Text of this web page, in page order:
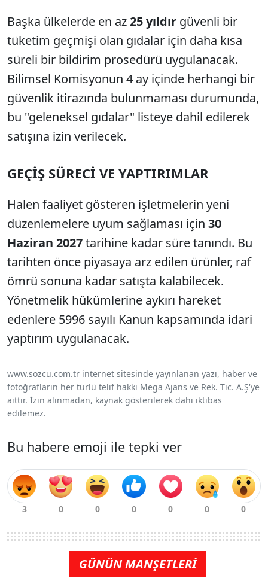
Başka ülkelerde en az25 yıldır güvenli bir
tüketim geçmişi olan gıdalar için daha kısa
süreli bir bildirim prosedürü uygulanacak.
Bilimsel Komisyonun 4 ay içinde herhangi bir
güvenlik itirazında bulunmaması durumunda,
bu "geleneksel gıdalar" listeye dahil edilerek
satışına izin verilecek.
GEÇİŞ SÜRECİ VE YAPTIRIMLAR
Halen faaliyet gösteren işletmelerin yeni
düzenlemelere uyum sağlaması için 30
Haziran 2027tarihine kadar süre tanındı. Bu
tarihten önce piyasaya arz edilen ürünler, raf
ömrü sonuna kadar satışta kalabilecek.
Yönetmelik hükümlerine aykırı hareket
edenlere 5996 sayılı Kanun kapsamında idari
yaptırım uygulanacak.
www.sozcu.com.tr internet sitesinde yayınlanan yazı, haber ve
fotoğrafların her türlü telif hakkı Mega Ajans ve Rek. Tic. A.Ş'ye
aittir. İzin alınmadan, kaynak gösterilerek dahi iktibas
edilemez.
Bu habere emoji ile tepki ver
GÜNÜN MANŞETLERİ